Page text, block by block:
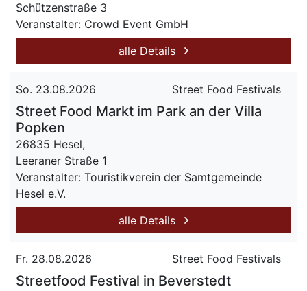
Schützenstraße 3
Veranstalter: Crowd Event GmbH
alle Details
So. 23.08.2026 Street Food Festivals
Street Food Markt im Park an der Villa
Popken
26835 Hesel,
Leeraner Straße 1
Veranstalter: Touristikverein der Samtgemeinde
Hesel e.V.
alle Details
Fr. 28.08.2026 Street Food Festivals
Streetfood Festival in Beverstedt